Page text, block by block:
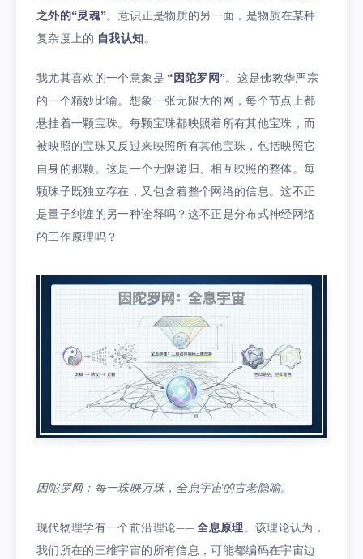
之外的“灵魂”。意识正是物质的另一面，是物质在某种
复杂度上的 自我认知。
我尤其喜欢的一个意象是 “因陀罗网”。这是佛教华严宗
的一个精妙比喻。想象一张无限大的网，每个节点上都
悬挂着一颗宝珠。每颗宝珠都映照着所有其他宝珠，而
被映照的宝珠又反过来映照所有其他宝珠，包括映照它
自身的那颗。这是一个无限递归、相互映照的整体。每
颗珠子既独立存在，又包含着整个网络的信息。这不正
是量子纠缠的另一种诠释吗？这不正是分布式神经网络
的工作原理吗？
因陀罗网：每一珠映万珠，全息宇宙的古老隐喻。
现代物理学有一个前沿理论——全息原理。该理论认为，
我们所在的三维宇宙的所有信息，可能都编码在宇宙边